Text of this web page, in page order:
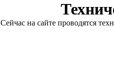
Сейчас на сайте проводятся